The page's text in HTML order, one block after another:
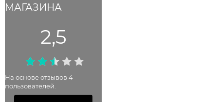
МАГАЗИНА
2,5
На основе отзывов 4
пользователей.